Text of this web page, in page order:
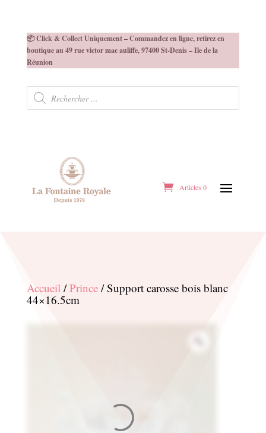
📦 Click & Collect Uniquement – Commandez en ligne, retirez en
boutique au 49 rue victor mac auliffe, 97400 St-Denis – Ile de la
Réunion
Recherche
produits
Articles 0
Accueil/Prince/ Support carosse bois blanc
44×16.5cm